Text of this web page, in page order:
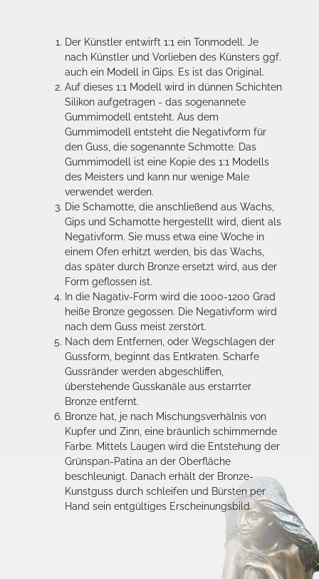
Der Künstler entwirft 1:1 ein Tonmodell. Je
nach Künstler und Vorlieben des Künsters ggf.
auch ein Modell in Gips. Es ist das Original.
Auf dieses 1:1 Modell wird in dünnen Schichten
Silikon aufgetragen - das sogenannete
Gummimodell entsteht. Aus dem
Gummimodell entsteht die Negativform für
den Guss, die sogenannte Schmotte. Das
Gummimodell ist eine Kopie des 1:1 Modells
des Meisters und kann nur wenige Male
verwendet werden.
Die Schamotte, die anschließend aus Wachs,
Gips und Schamotte hergestellt wird, dient als
Negativform. Sie muss etwa eine Woche in
einem Ofen erhitzt werden, bis das Wachs,
das später durch Bronze ersetzt wird, aus der
Form geflossen ist.
In die Nagativ-Form wird die 1000-1200 Grad
heiße Bronze gegossen. Die Negativform wird
nach dem Guss meist zerstört.
Nach dem Entfernen, oder Wegschlagen der
Gussform, beginnt das Entkraten. Scharfe
Gussränder werden abgeschliffen,
überstehende Gusskanäle aus erstarrter
Bronze entfernt.
Bronze hat, je nach Mischungsverhälnis von
Kupfer und Zinn, eine bräunlich schimmernde
Farbe. Mittels Laugen wird die Entstehung der
Grünspan-Patina an der Oberfläche
beschleunigt. Danach erhält der Bronze-
Kunstguss durch schleifen und Bürsten per
Hand sein entgültiges Erscheinungsbild.